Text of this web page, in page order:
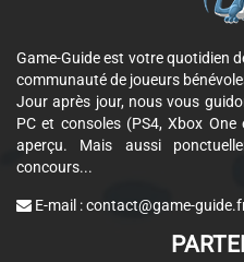
Game-Guide est votre quotidien
communauté de joueurs
Jour après jour, nous vous
PC et consoles (PS4, Xbox
aperçu. Mais aussi
concours...
E-mail :contact@game-